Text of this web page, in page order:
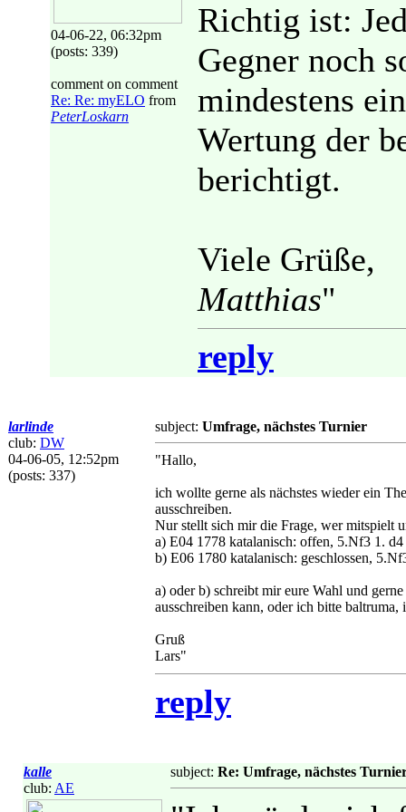
04-06-22, 06:32pm
(posts: 339)
comment on comment
Re: Re: myELO from
PeterLoskarn
Richtig ist:
Gegner noch
mindestens
Wertung der
berichtigt.
Viele Grüße,
Matthias"
reply
larlinde
club: DW
04-06-05, 12:52pm
(posts: 337)
subject: Umfrage, nächstes Turnier
"Hallo,
ich wollte gerne als nächstes wieder ein
ausschreiben.
Nur stellt sich mir die Frage, wer mitspielt
a) E04 1778 katalanisch: offen, 5.Nf3 1.
b) E06 1780 katalanisch: geschlossen,
a) oder b) schreibt mir eure Wahl und
ausschreiben kann, oder ich bitte
Gruß
Lars"
reply
kalle
club: AE
subject: Re: Umfrage, nächstes